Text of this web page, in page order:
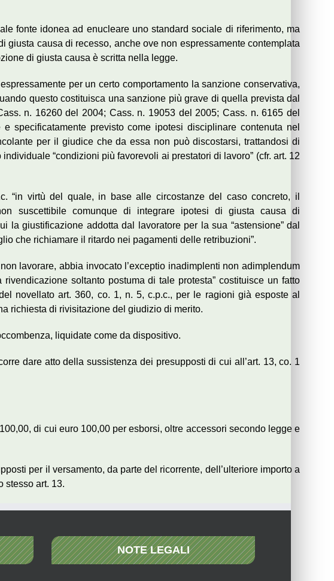
fonte idonea ad enucleare uno standard sociale di riferimento, ma
causa di recesso, anche ove non espressamente contemplata
di giusta causa è scritta nella legge.
per un certo comportamento la sanzione conservativa,
questo costituisca una sanzione più grave di quella prevista dal
n. 16260 del 2004; Cass. n. 19053 del 2005; Cass. n. 6165 del
specificatamente previsto come ipotesi disciplinare contenuta nel
per il giudice che da essa non può discostarsi, trattandosi di
“condizioni più favorevoli ai prestatori di lavoro” (cfr. art. 12
virtù del quale, in base alle circostanze del caso concreto, il
suscettibile comunque di integrare ipotesi di giusta causa di
la giustificazione addotta dal lavoratore per la sua “astensione” dal
che richiamare il ritardo nei pagamenti delle retribuzioni”.
lavorare, abbia invocato l’exceptio inadimplenti non adimplendum
soltanto postuma di tale protesta” costituisce un fatto
novellato art. 360, co. 1, n. 5, c.p.c., per le ragioni già esposte al
richiesta di rivisitazione del giudizio di merito.
liquidate come da dispositivo.
dare atto della sussistenza dei presupposti di cui all’art. 13, co. 1
di cui euro 100,00 per esborsi, oltre accessori secondo legge e
per il versamento, da parte del ricorrente, dell’ulteriore importo a
stesso art. 13.
NOTE LEGALI